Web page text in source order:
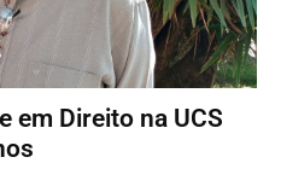
em Direito na UCS